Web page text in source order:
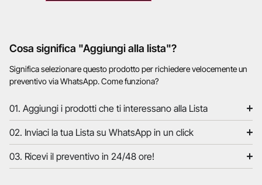
Cosa significa "Aggiungi alla lista"?
Significa selezionare questo prodotto per richiedere velocemente un
preventivo via WhatsApp. Come funziona?
01. Aggiungi i prodotti che ti interessano alla Lista
02. Inviaci la tua Lista su WhatsApp in un click
03. Ricevi il preventivo in 24/48 ore!